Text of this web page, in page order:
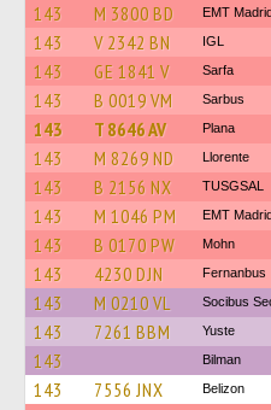
143 M 3800 BD EMT
143 V 2342 BN IGL
143 GE 1841 V Sarfa
143 B 0019 VM Sarbus
143 T 8646 AV Plana
143 M 8269 ND Llorente
143 B 2156 NX TUSGSAL
143 M 1046 PM EMT
143 B 0170 PW Mohn
143 4230 DJN Fernanbus
143 M 0210 VL Socibus
143 7261 BBM Yuste
143 Bilman
143 7556 JNX Belizon